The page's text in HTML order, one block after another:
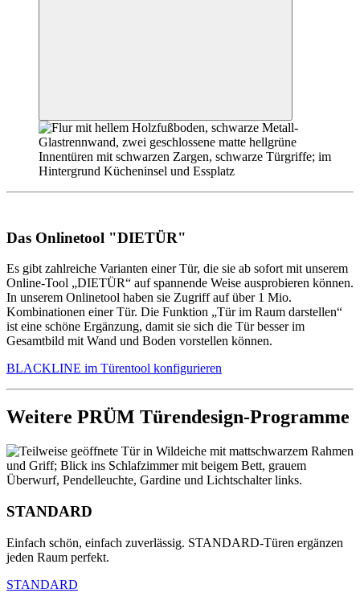
Das Onlinetool "DIETÜR"
Es gibt zahlreiche Varianten einer Tür, die sie ab sofort mit unserem
Online-Tool „DIETÜR“ auf spannende Weise ausprobieren können.
In unserem Onlinetool haben sie Zugriff auf über 1 Mio.
Kombinationen einer Tür. Die Funktion „Tür im Raum darstellen“
ist eine schöne Ergänzung, damit sie sich die Tür besser im
Gesamtbild mit Wand und Boden vorstellen können.
BLACKLINE im Türentool konfigurieren
Weitere PRÜM Türendesign-Programme
STANDARD
Einfach schön, einfach zuverlässig. STANDARD-Türen ergänzen
jeden Raum perfekt.
STANDARD